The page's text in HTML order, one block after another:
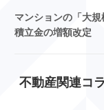
マンションの「大
積立金の増額改定
不動産関連コ